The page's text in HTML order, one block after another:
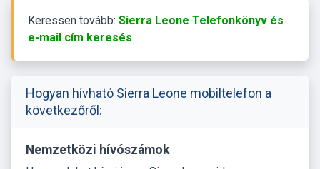
Keressen tovább: Sierra Leone Telefonkönyv és
e-mail cím keresés
Hogyan hívható Sierra Leone mobiltelefon a
következőről:
Nemzetközi hívószámok